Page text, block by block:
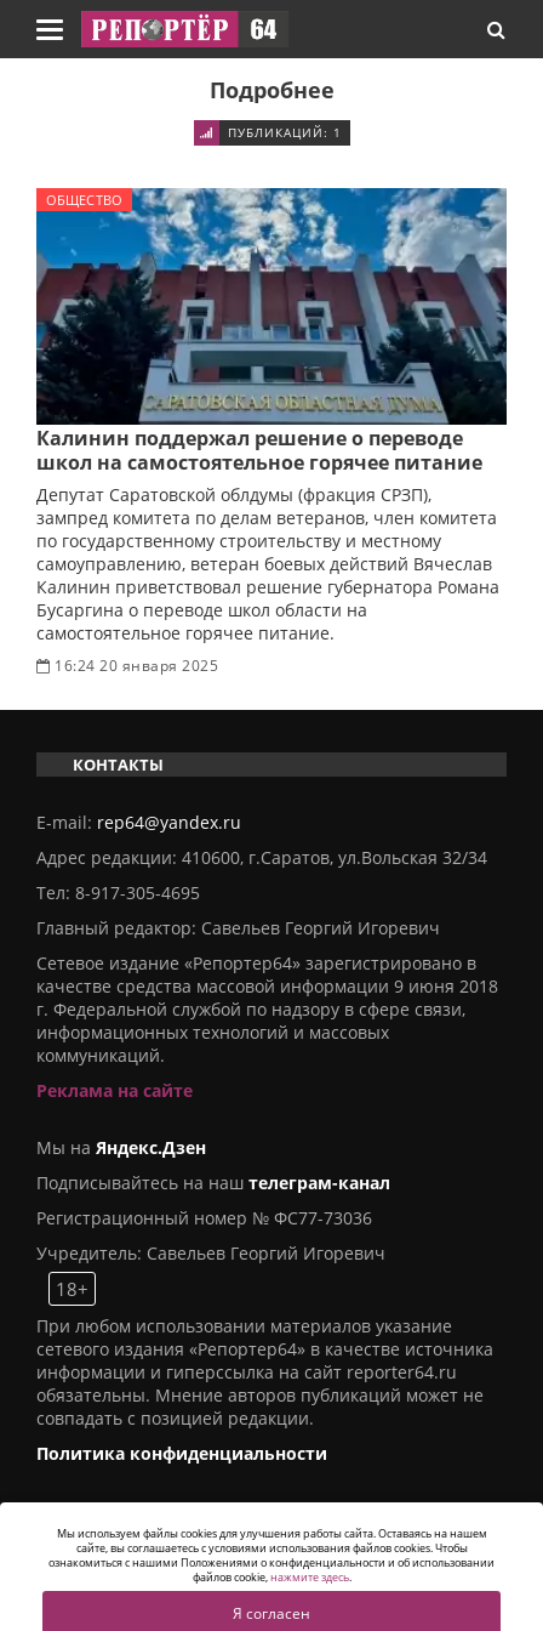
Навигация
Подробнее
ПУБЛИКАЦИЙ: 1
ОБЩЕСТВО
Калинин поддержал решение о переводе
школ на самостоятельное горячее питание
Депутат Саратовской облдумы (фракция СРЗП),
зампред комитета по делам ветеранов, член комитета
по государственному строительству и местному
самоуправлению, ветеран боевых действий Вячеслав
Калинин приветствовал решение губернатора Романа
Бусаргина о переводе школ области на
самостоятельное горячее питание.
16:24 20 января 2025
КОНТАКТЫ
E-mail: rep64@yandex.ru
Адрес редакции: 410600, г.Саратов, ул.Вольская 32/34
Тел: 8-917-305-4695
Главный редактор: Савельев Георгий Игоревич
Сетевое издание «Репортер64» зарегистрировано в
качестве средства массовой информации 9 июня 2018
г. Федеральной службой по надзору в сфере связи,
информационных технологий и массовых
коммуникаций.
Реклама на сайте
Мы на Яндекс.Дзен
Подписывайтесь на наш телеграм-канал
Регистрационный номер № ФС77-73036
Учредитель: Савельев Георгий Игоревич
18+
При любом использовании материалов указание
сетевого издания «Репортер64» в качестве источника
информации и гиперссылка на сайт reporter64.ru
обязательны. Мнение авторов публикаций может не
совпадать с позицией редакции.
Политика конфиденциальности
© 2016СИ «Репортер64». Все права защищены -
Alatis Studio
Мы используем файлы cookies для улучшения работы сайта. Оставаясь на нашем
сайте, вы соглашаетесь с условиями использования файлов cookies. Чтобы
ознакомиться с нашими Положениями о конфиденциальности и об использовании
файлов cookie,нажмите здесь.
Я согласен